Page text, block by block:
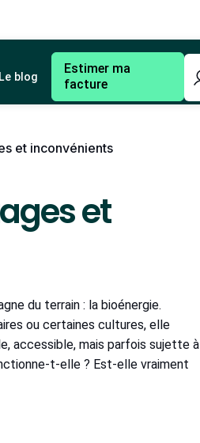
Le blog
Estimer ma
facture
et inconvénients
et
du terrain : la bioénergie.
ou certaines cultures, elle
accessible, mais parfois sujette à
t-elle ? Est-elle vraiment